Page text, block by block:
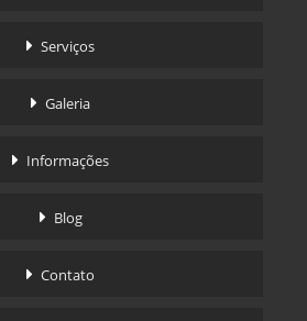
Serviços
Galeria
Informações
Blog
Contato